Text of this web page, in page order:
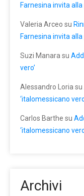
Farnesina invita
Valeria Arceo su
Farnesina invita
Suzi Manara su
vero’
Alessandro Loria su
‘italomessicano
Carlos Barthe su
‘italomessicano
Archivi